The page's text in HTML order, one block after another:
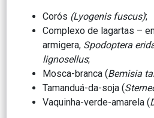
Corós (Lyogenis fuscus);
Complexo de lagartas –
armigera, Spodoptera
lignosellus;
Mosca-branca (Bemisia
Tamanduá-da-soja (
Vaquinha-verde-amarela (